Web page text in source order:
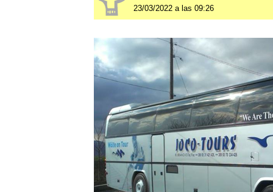
23/03/2022 a las 09:26